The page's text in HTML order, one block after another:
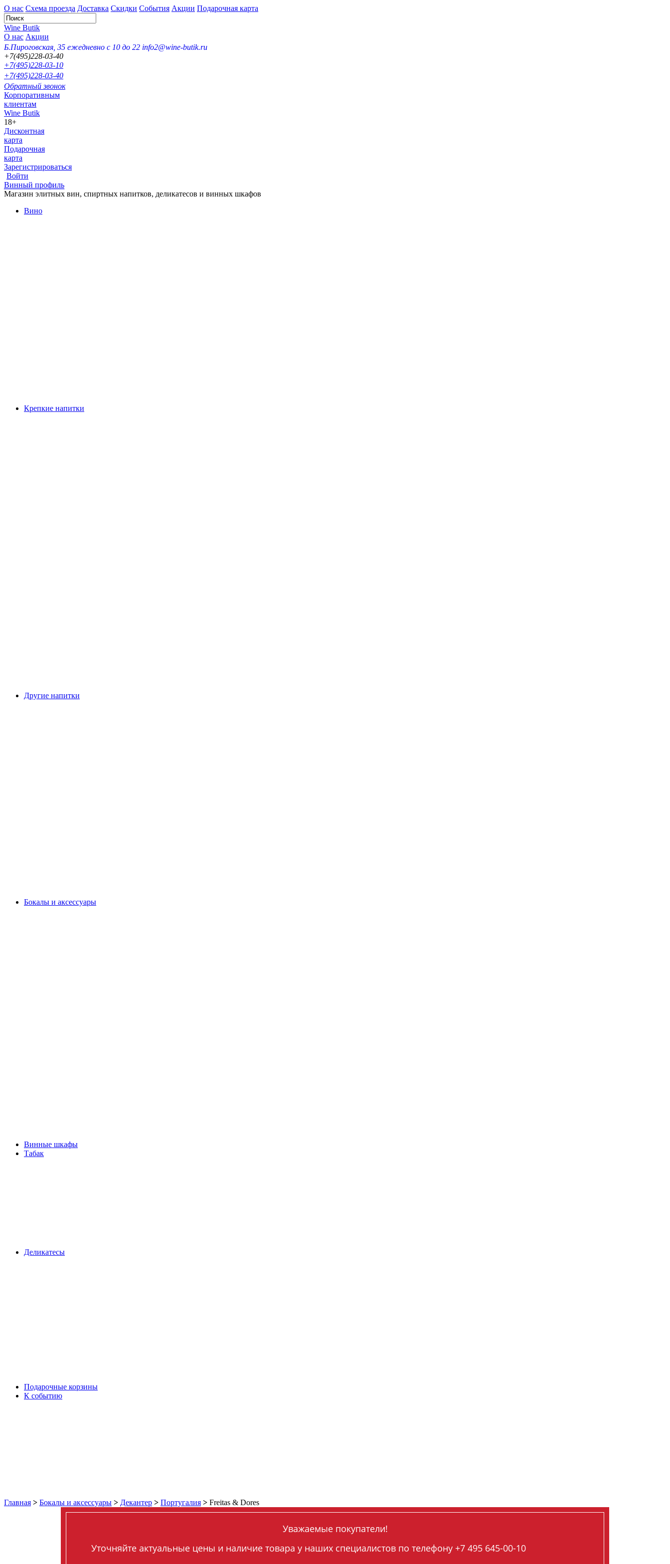
О нас Схема проезда Доставка Скидки События Акции Подарочная карта
Wine Butik
О нас Акции
Б.Пироговская, 35 ежедневно с 10 до 22 info2@wine-butik.ru
+7(495)228-03-40
+7(495)228-03-10
+7(495)228-03-40
Обратный звонок
Корпоративным
клиентам
Wine Butik
18+
Дисконтная
карта
Подарочная
карта
Зарегистрироваться
Войти
Винный профиль
Магазин элитных вин, спиртных напитков, деликатесов и винных шкафов
Вино
Крепкие напитки
Другие напитки
Бокалы и аксессуары
Винные шкафы
Табак
Деликатесы
Подарочные корзины
К событию
Главная > Бокалы и аксессуары > Декантер > Португалия > Freitas & Dores
Уважаемые покупатели!
Уточняйте актуальные цены и наличие товара у наших специалистов по телефону +7 495 645-00-10